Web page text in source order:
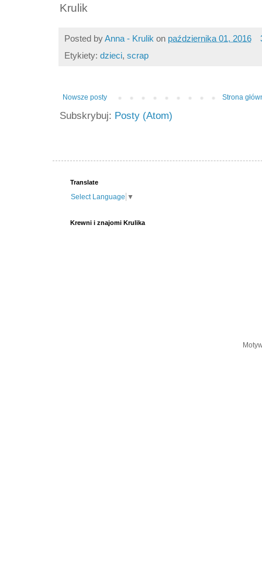
Krulik
Posted byAnna - Krulik on października 01, 2016
Etykiety: dzieci, scrap
Nowsze posty Strona
Subskrybuj: Posty (Atom)
Translate
Select Language ▼
Krewni i znajomi Krulika